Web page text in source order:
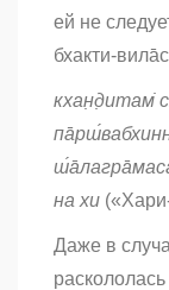
ей не
бхакти-
кхан̣д̣итам̇
на хи
Даже в